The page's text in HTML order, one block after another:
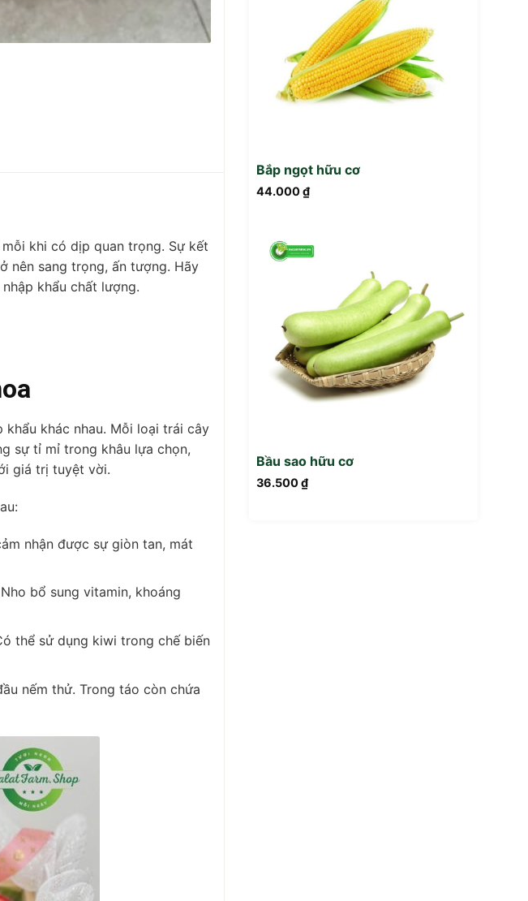
khi có dịp quan trọng. Sự kết
nên sang trọng, ấn tượng. Hãy
khẩu chất lượng.
khác nhau. Mỗi loại trái cây
sự tỉ mỉ trong khâu lựa chọn,
giá trị tuyệt vời.
nhận được sự giòn tan, mát
bổ sung vitamin, khoáng
thể sử dụng kiwi trong chế biến
nếm thử. Trong táo còn chứa
Bắp ngọt hữu cơ
44.000₫
Bầu sao hữu cơ
36.500₫